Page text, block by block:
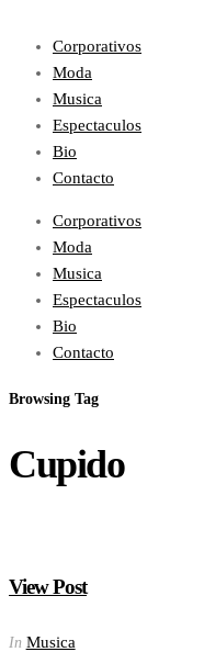
Corporativos
Moda
Musica
Espectaculos
Bio
Contacto
Corporativos
Moda
Musica
Espectaculos
Bio
Contacto
Browsing Tag
Cupido
View Post
In Musica